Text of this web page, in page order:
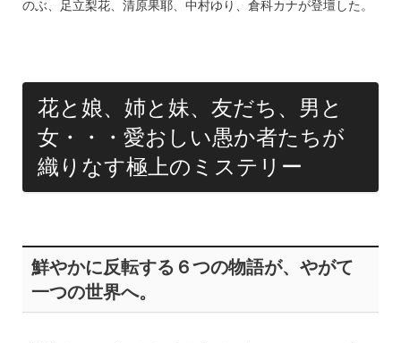
のぶ、足立梨花、清原果耶、中村ゆり、倉科カナが登壇した。
花と娘、姉と妹、友だち、男と
女・・・愛おしい愚か者たちが
織りなす極上のミステリー
鮮やかに反転する６つの物語が、やがて
一つの世界へ。